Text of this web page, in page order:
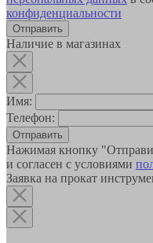
конфиденциальности
Наличие в магазинах
Имя:
Телефон:
Отправить
Нажимая кнопку
и согласен с условиями
Заявка на прокат